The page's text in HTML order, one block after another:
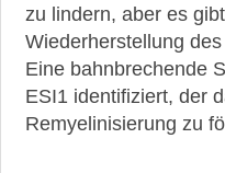
zu lindern, aber es
Wiederherstellung
Eine bahnbrechende
ESI1 identifiziert, der
Remyelinisierung zu